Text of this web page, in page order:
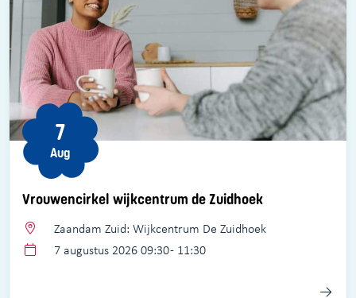
Vrouwencirkel wijkcentrum de Zuidhoek
7
Aug
Zaandam Zuid: Wijkcentrum De Zuidhoek
7 augustus 2026 09:30 - 11:30